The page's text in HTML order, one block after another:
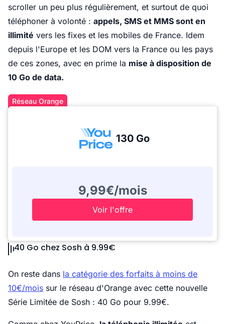
scroller un peu plus régulièrement, et surtout de quoi
téléphoner à volonté : appels, SMS et MMS sont en
illimité vers les fixes et les mobiles de France. Idem
depuis l'Europe et les DOM vers la France ou les pays
de ces zones, avec en prime la mise à disposition de
10 Go de data.
Réseau Orange
130 Go
9,99€/mois
Voir l'offre
40 Go chez Sosh à 9.99€
On reste dans la catégorie des forfaits à moins de
10€/mois sur le réseau d'Orange avec cette nouvelle
Série Limitée de Sosh : 40 Go pour 9.99€.